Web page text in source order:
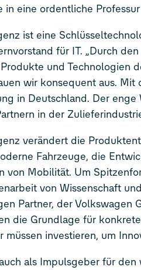
in eine ordentliche
ist eine
für IT. „Durch
und Technologien
wir konsequent aus.
in Deutschland. Der
in der
verändert die
Fahrzeuge, die
von Mobilität. Um
von Wissenschaft
Partner, der Volkswagen
die Grundlage für
müssen investieren, um
als Impulsgeber für